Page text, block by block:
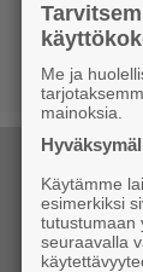
Me ja
mainoksia.
Käytämme
esimerkiksi
tutustumaan
seuraavalla